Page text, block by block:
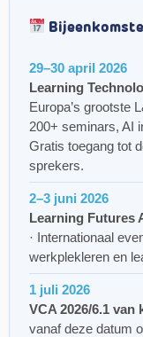
29–30 april 2026
Learning
Europa’s grootste
200+ seminars, AI
Gratis toegang tot
sprekers.
2–3 juni 2026
Learning Futures
· Internationaal
werkplekleren en
1 juli 2026
VCA 2026/6.1 van
vanaf deze datum